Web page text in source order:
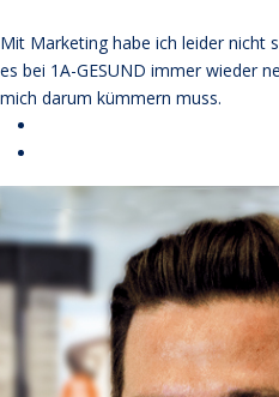
Mit Marketing habe ich leider nicht
es bei 1A-GESUND immer wieder
mich darum kümmern muss.